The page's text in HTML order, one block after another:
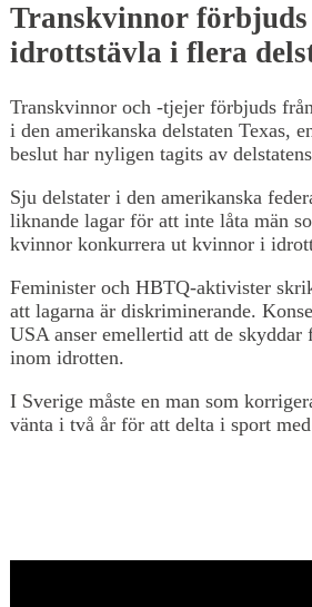
Transkvinnor
idrottstävla i flera
Transkvinnor och -tjejer förbjuds
i den amerikanska delstaten Texas,
beslut har nyligen tagits av
Sju delstater i den amerikanska
liknande lagar för att inte låta män
kvinnor konkurrera ut kvinnor i
Feminister och HBTQ-aktivister
att lagarna är diskriminerande.
USA anser emellertid att de skyddar
inom idrotten.
I Sverige måste en man som
vänta i två år för att delta i sport